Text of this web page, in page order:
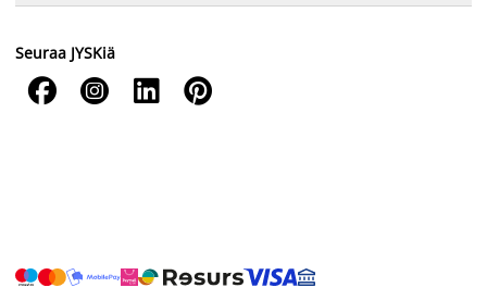
Seuraa JYSKiä
   